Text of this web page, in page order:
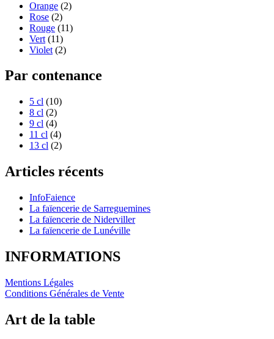
Orange (2)
Rose (2)
Rouge (11)
Vert (11)
Violet (2)
Par contenance
5 cl (10)
8 cl (2)
9 cl (4)
11 cl (4)
13 cl (2)
Articles récents
InfoFaience
La faïencerie de Sarreguemines
La faïencerie de Niderviller
La faïencerie de Lunéville
INFORMATIONS
Mentions Légales
Conditions Générales de Vente
Art de la table